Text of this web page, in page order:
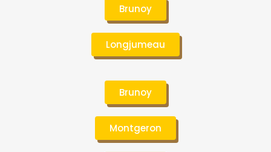
Brunoy
Longjumeau
Brunoy
Montgeron